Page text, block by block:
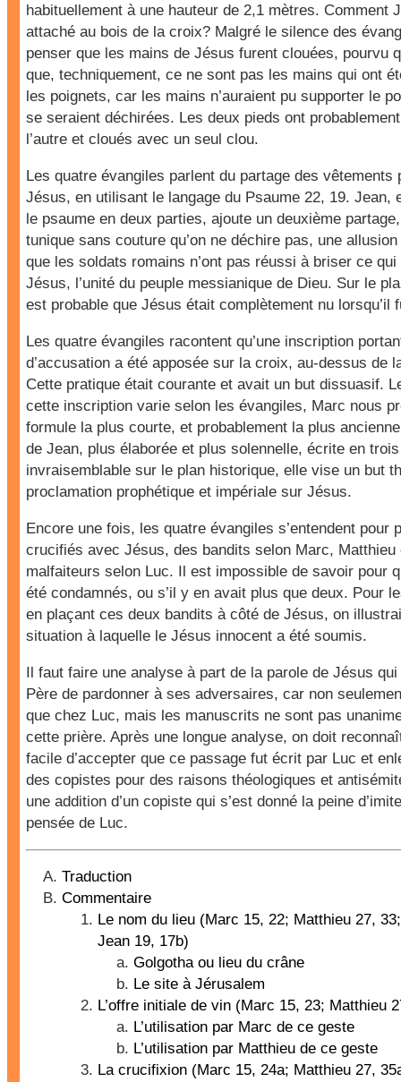
habituellement à une hauteur de 2,1 mètres. Comment
attaché au bois de la croix? Malgré le silence des
penser que les mains de Jésus furent clouées, pourvu
que, techniquement, ce ne sont pas les mains qui ont
les poignets, car les mains n’auraient pu supporter le
se seraient déchirées. Les deux pieds ont
l’autre et cloués avec un seul clou.
Les quatre évangiles parlent du partage des vêtements
Jésus, en utilisant le langage du Psaume 22, 19. Jean,
le psaume en deux parties, ajoute un deuxième
tunique sans couture qu’on ne déchire pas, une
que les soldats romains n’ont pas réussi à briser ce qui
Jésus, l’unité du peuple messianique de Dieu. Sur le
est probable que Jésus était complètement nu lorsqu’il
Les quatre évangiles racontent qu’une inscription
d’accusation a été apposée sur la croix, au-dessus de
Cette pratique était courante et avait un but dissuasif.
cette inscription varie selon les évangiles, Marc nous
formule la plus courte, et probablement la plus
de Jean, plus élaborée et plus solennelle, écrite en
invraisemblable sur le plan historique, elle vise un but
proclamation prophétique et impériale sur Jésus.
Encore une fois, les quatre évangiles s’entendent pour
crucifiés avec Jésus, des bandits selon Marc, Matthieu
malfaiteurs selon Luc. Il est impossible de savoir pour
été condamnés, ou s’il y en avait plus que deux. Pour
en plaçant ces deux bandits à côté de Jésus, on
situation à laquelle le Jésus innocent a été soumis.
Il faut faire une analyse à part de la parole de Jésus qui
Père de pardonner à ses adversaires, car non
que chez Luc, mais les manuscrits ne sont pas
cette prière. Après une longue analyse, on doit
facile d’accepter que ce passage fut écrit par Luc et
des copistes pour des raisons théologiques et
une addition d’un copiste qui s’est donné la peine
pensée de Luc.
Traduction
Commentaire
Le nom du lieu (Marc 15, 22; Matthieu 27,
Jean 19, 17b)
Golgotha ou lieu du crâne
Le site à Jérusalem
L’offre initiale de vin (Marc 15, 23; Matthieu
L’utilisation par Marc de ce geste
L’utilisation par Matthieu de ce geste
La crucifixion (Marc 15, 24a; Matthieu 27,